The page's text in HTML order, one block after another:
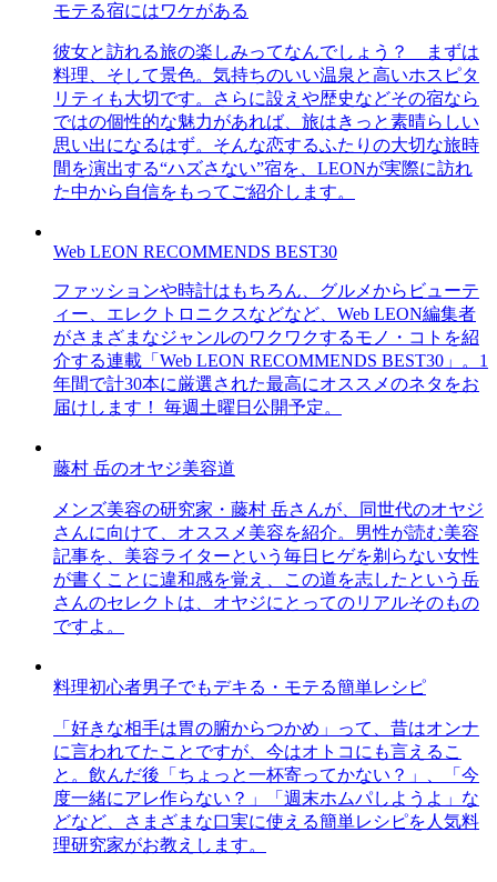
モテる宿にはワケがある
彼女と訪れる旅の楽しみってなんでしょう？ まずは
料理、そして景色。気持ちのいい温泉と高いホスピタ
リティも大切です。さらに設えや歴史などその宿なら
ではの個性的な魅力があれば、旅はきっと素晴らしい
思い出になるはず。そんな恋するふたりの大切な旅時
間を演出する“ハズさない”宿を、LEONが実際に訪れ
た中から自信をもってご紹介します。
Web LEON RECOMMENDS BEST30
ファッションや時計はもちろん、グルメからビューテ
ィー、エレクトロニクスなどなど、Web LEON編集者
がさまざまなジャンルのワクワクするモノ・コトを紹
介する連載「Web LEON RECOMMENDS BEST30」。1
年間で計30本に厳選された最高にオススメのネタをお
届けします！ 毎週土曜日公開予定。
藤村 岳のオヤジ美容道
メンズ美容の研究家・藤村 岳さんが、同世代のオヤジ
さんに向けて、オススメ美容を紹介。男性が読む美容
記事を、美容ライターという毎日ヒゲを剃らない女性
が書くことに違和感を覚え、この道を志したという岳
さんのセレクトは、オヤジにとってのリアルそのもの
ですよ。
料理初心者男子でもデキる・モテる簡単レシピ
「好きな相手は胃の腑からつかめ」って、昔はオンナ
に言われてたことですが、今はオトコにも言えるこ
と。飲んだ後「ちょっと一杯寄ってかない？」、「今
度一緒にアレ作らない？」「週末ホムパしようよ」な
どなど、さまざまな口実に使える簡単レシピを人気料
理研究家がお教えします。